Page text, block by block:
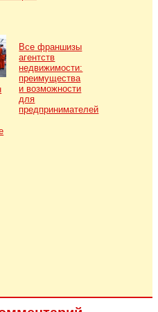
Все франшизы
агентств
недвижимости:
преимущества
и возможности
для
предпринимателей